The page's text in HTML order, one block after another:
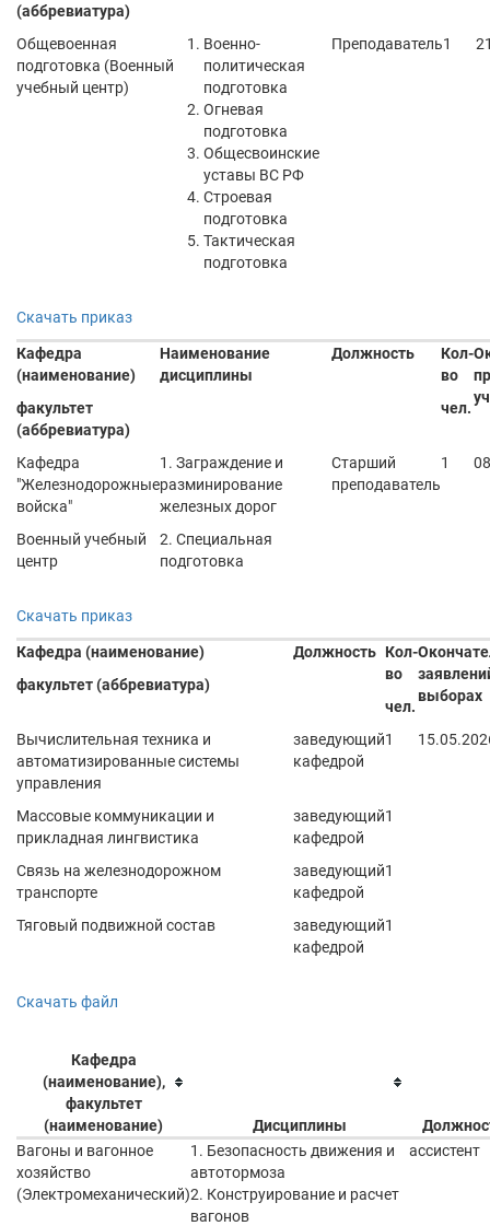
(аббревиатура)
Общевоенная
подготовка (Военный
учебный центр)
Военно-
политическая
подготовка
Огневая
подготовка
Общесвоинские
уставы ВС РФ
Строевая
подготовка
Тактическая
подготовка
Преподаватель1
Скачать приказ
Кафедра
(наименование)
факультет
(аббревиатура)
Наименование
дисциплины
Должность
Кол-
во
чел.
Кафедра
"Железнодорожные
войска"
Военный учебный
центр
1. Заграждение и
разминирование
железных дорог
2. Специальная
подготовка
Старший
преподаватель
1
Скачать приказ
Кафедра (наименование)
факультет (аббревиатура)
Должность Кол-
во
чел.
выборах
Вычислительная техника и
автоматизированные системы
управления
заведующий
кафедрой
1
Массовые коммуникации и
прикладная лингвистика
заведующий
кафедрой
1
Связь на железнодорожном
транспорте
заведующий
кафедрой
1
Тяговый подвижной состав
заведующий
кафедрой
1
Скачать файл
Кафедра
(наименование),
факультет
(наименование)
Дисциплины
Вагоны и вагонное
хозяйство
(Электромеханический)
1. Безопасность движения и
автотормоза
2. Конструирование и расчет
вагонов
ассистент